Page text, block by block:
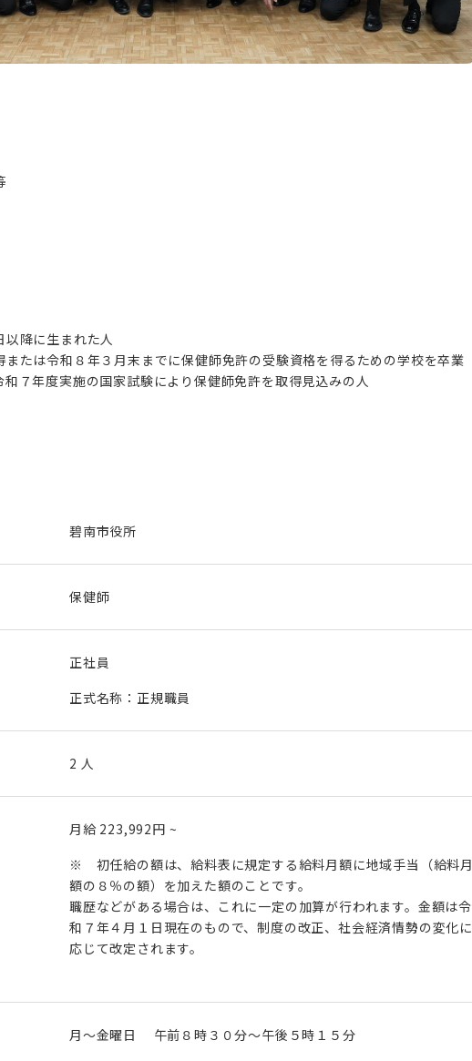
降に生まれた人
たは令和８年３月末までに保健師免許の受験資格を得るための学校を卒業
７年度実施の国家試験により保健師免許を取得見込みの人
碧南市役所
保健師
正社員
正式名称：正規職員
2 人
月給 223,992円 ~
※ 初任給の額は、給料表に規定する給料月額に地域手当（給料月
額の８％の額）を加えた額のことです。
職歴などがある場合は、これに一定の加算が行われます。金額は令
和７年４月１日現在のもので、制度の改正、社会経済情勢の変化に
応じて改定されます。